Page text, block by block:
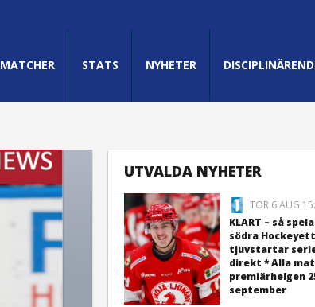
MATCHER STATS NYHETER
UTVALDA NYHETER
TOR 6 AUG
KLART – så
södra
tjuvstartar
direkt * Alla
premiärhelgen
september